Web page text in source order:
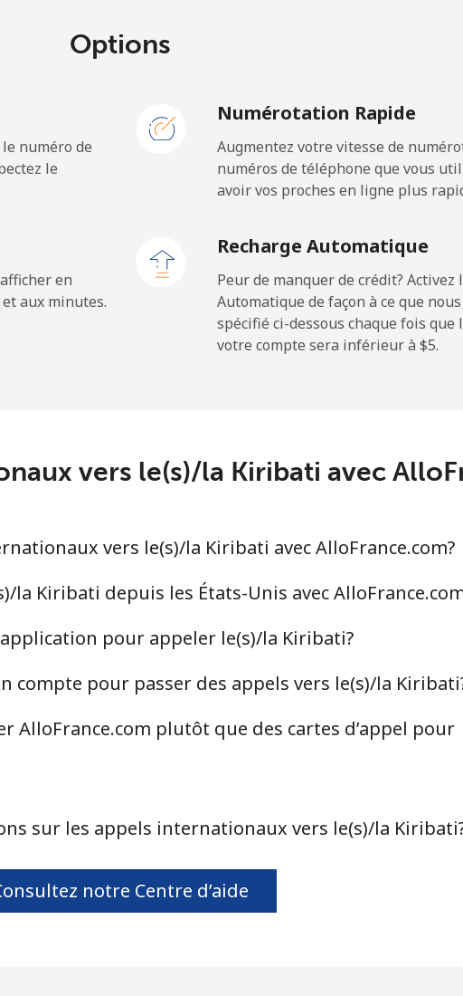
5 min pour ⁦$5⁩
50 min pour ⁦$5⁩
11 min pour ⁦$5⁩
Options
numéro de
le
Numérotation Rapide
Augmentez votre vitesse de
numéros de téléphone que vous
avoir vos proches en ligne plus
en
aux minutes.
Recharge Automatique
Peur de manquer de crédit? Activez
Automatique de façon à ce que
spécifié ci-dessous chaque fois que
votre compte sera inférieur à ⁦$5⁩.
vers le(s)/la Kiribati avec
vers le(s)/la Kiribati avec AlloFrance.com?
la Kiribati depuis les États-Unis avec
pour appeler le(s)/la Kiribati?
compte pour passer des appels vers le(s)/la
AlloFrance.com plutôt que des cartes d’appel pour
sur les appels internationaux vers le(s)/la
notre Centre d’aide